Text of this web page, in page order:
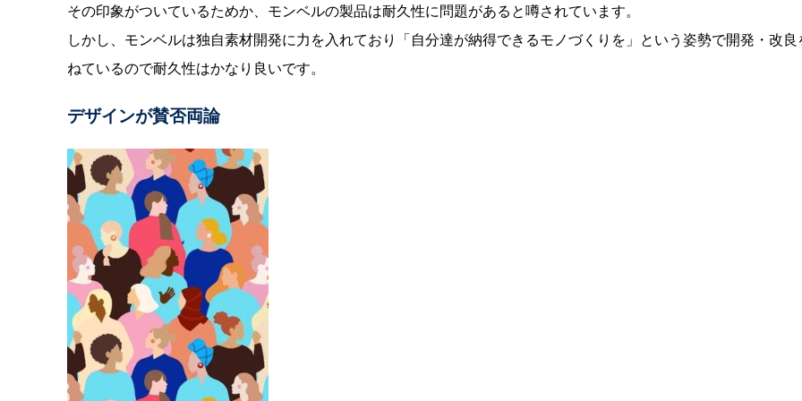
その印象がついているためか、モンベルの製品は耐久性に問題があると噂されています。
しかし、モンベルは独自素材開発に力を入れており「自分達が納得できるモノづくりを」という姿勢で開発・改良
ねているので耐久性はかなり良いです。
デザインが賛否両論